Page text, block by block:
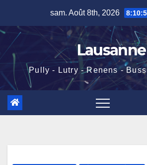
content
sam. Août 8th, 2026
Lausanne
Pully - Lutry - Renens -